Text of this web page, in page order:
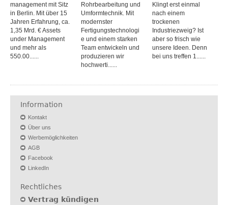
management mit Sitz
in Berlin. Mit über 15
Jahren Erfahrung, ca.
1,35 Mrd. € Assets
under Management
und mehr als
550.00......
Rohrbearbeitung und
Umformtechnik. Mit
modernster
Fertigungstechnologi
e und einem starken
Team entwickeln und
produzieren wir
hochwerti......
Klingt erst einmal
nach einem
trockenen
Industriezweig? Ist
aber so frisch wie
unsere Ideen. Denn
bei uns treffen 1......
Information
Kontakt
Über uns
Werbemöglichkeiten
AGB
Facebook
LinkedIn
Rechtliches
Vertrag kündigen